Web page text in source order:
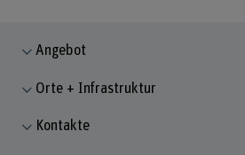
Angebot
Orte + Infrastruktur
Kontakte